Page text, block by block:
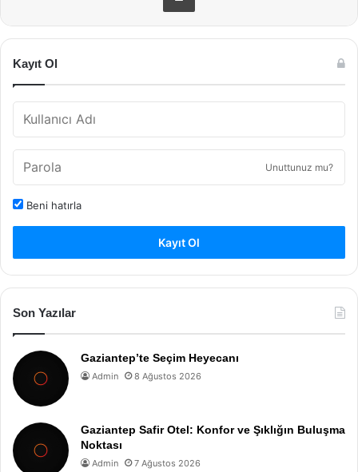
Kayıt Ol
Unuttunuz mu?
Beni hatırla
Kayıt Ol
Son Yazılar
Gaziantep’te Seçim Heyecanı
Admin 8 Ağustos 2026
Gaziantep Safir Otel: Konfor ve Şıklığın Buluşma
Noktası
Admin 7 Ağustos 2026